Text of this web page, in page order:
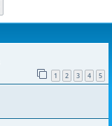
1 2 3 4 5